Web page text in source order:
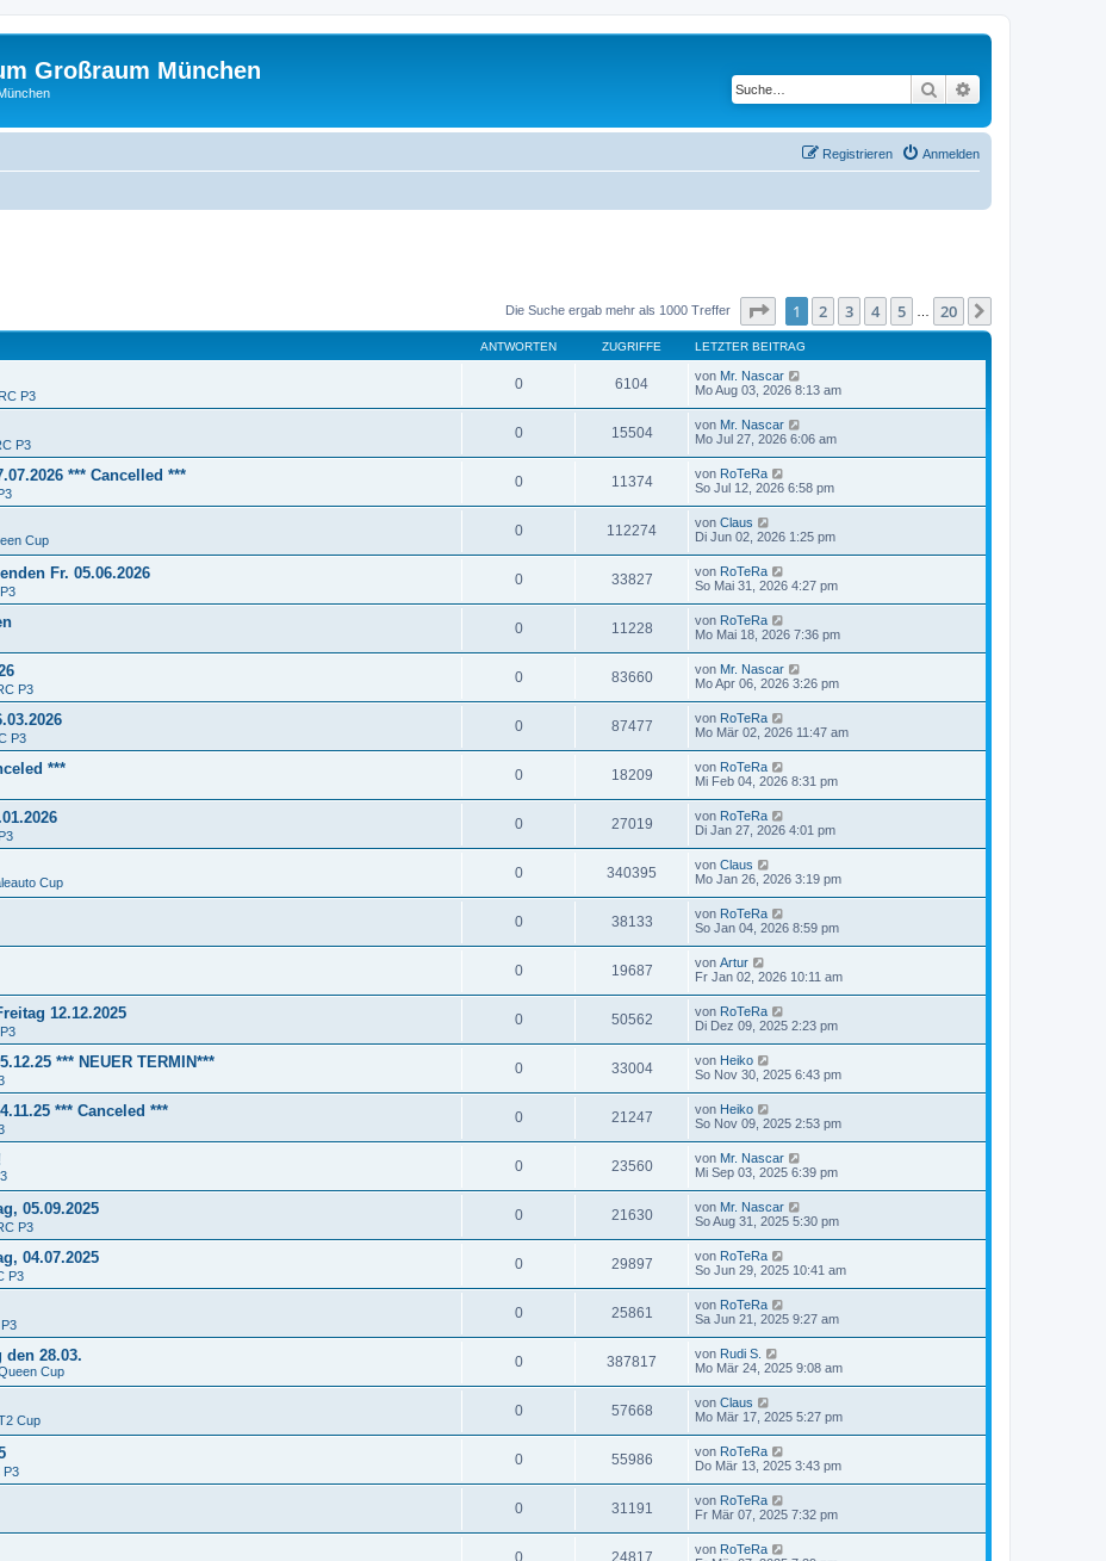
Großraum München
Suche
Anmelden
Registrieren
Die Suche ergab mehr als 1000 Treffer Seite von20
1 2 3 4 5 20
ANTWORTEN ZUGRIFFE LETZTER BEITRAG
P3
0 6104 von Mr. Nascar
Mo Aug 03, 2026 8:13 am
P3
0 15504 von Mr. Nascar
Mo Jul 27, 2026 6:06 am
*** Cancelled *** 0 11374 von RoTeRa
So Jul 12, 2026 6:58 pm
Cup
0 112274 von Claus
Di Jun 02, 2026 1:25 pm
Fr. 05.06.2026 0 33827 von RoTeRa
So Mai 31, 2026 4:27 pm
0 11228 von RoTeRa
Mo Mai 18, 2026 7:36 pm
P3
0 83660 von Mr. Nascar
Mo Apr 06, 2026 3:26 pm
P3
0 87477 von RoTeRa
Mo Mär 02, 2026 11:47 am
*** 0 18209 von RoTeRa
Mi Feb 04, 2026 8:31 pm
0 27019 von RoTeRa
Di Jan 27, 2026 4:01 pm
Cup
0 340395 von Claus
Mo Jan 26, 2026 3:19 pm
0 38133 von RoTeRa
So Jan 04, 2026 8:59 pm
0 19687 von Artur
Fr Jan 02, 2026 10:11 am
12.12.2025 0 50562 von RoTeRa
Di Dez 09, 2025 2:23 pm
*** NEUER TERMIN*** 0 33004 von Heiko
So Nov 30, 2025 6:43 pm
*** Canceled *** 0 21247 von Heiko
So Nov 09, 2025 2:53 pm
0 23560 von Mr. Nascar
Mi Sep 03, 2025 6:39 pm
05.09.2025
P3
0 21630 von Mr. Nascar
So Aug 31, 2025 5:30 pm
04.07.2025
P3
0 29897 von RoTeRa
So Jun 29, 2025 10:41 am
0 25861 von RoTeRa
Sa Jun 21, 2025 9:27 am
28.03.
Cup
0 387817 von Rudi S.
Mo Mär 24, 2025 9:08 am
Cup
0 57668 von Claus
Mo Mär 17, 2025 5:27 pm
P3
0 55986 von RoTeRa
Do Mär 13, 2025 3:43 pm
0 31191 von RoTeRa
Fr Mär 07, 2025 7:32 pm
0 24817 von RoTeRa